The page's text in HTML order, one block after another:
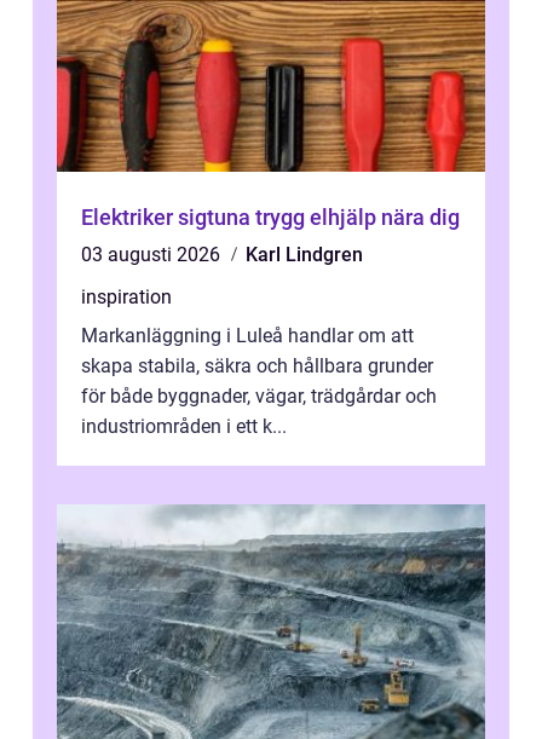
Elektriker sigtuna trygg elhjälp nära dig
03 augusti 2026
Karl Lindgren
inspiration
Markanläggning i Luleå handlar om att
skapa stabila, säkra och hållbara grunder
för både byggnader, vägar, trädgårdar och
industriområden i ett k...